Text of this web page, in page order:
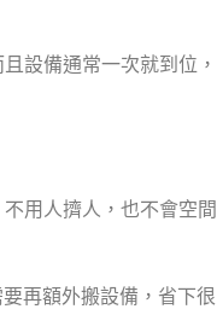
設備通常一次就到位，
用人擠人，也不會空間
再額外搬設備，省下很